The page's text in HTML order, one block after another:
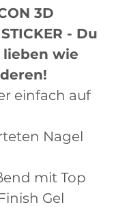
3D
- Du
wie
einfach auf
Nagel
mit Top
Gel